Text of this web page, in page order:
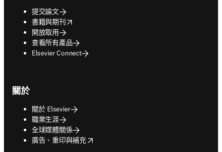
提交論文
書籍與期刊
opens in new tab/window
開放取用
查看所有產品
Elsevier Connect
關於
關於 Elsevier
職業生涯
全球媒體關係
廣告、重印與補充
opens in new tab/window